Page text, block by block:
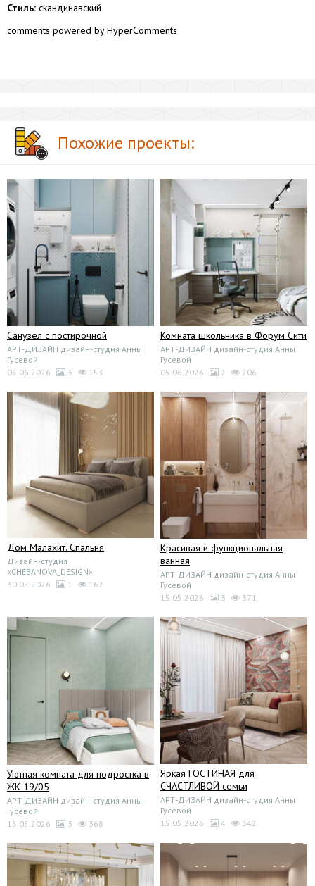
Стиль: скандинавский
comments powered by HyperComments
Похожие проекты:
Санузел с постирочной
АРТ-ДИЗАЙН дизайн-студия Анны
Гусевой
05.06.2026
3 153
Комната школьника в Форум Сити
АРТ-ДИЗАЙН дизайн-студия Анны
Гусевой
05.06.2026
2 206
Дом Малахит. Спальня
Дизайн-студия
«CHEBANOVA_DESIGN»
30.05.2026
1 162
Красивая и функциональная
ванная
АРТ-ДИЗАЙН дизайн-студия Анны
Гусевой
15.05.2026
3 371
Уютная комната для подростка в
ЖК 19/05
АРТ-ДИЗАЙН дизайн-студия Анны
Гусевой
15.05.2026
3 368
Яркая ГОСТИНАЯ для
СЧАСТЛИВОЙ семьи
АРТ-ДИЗАЙН дизайн-студия Анны
Гусевой
15.05.2026
4 342